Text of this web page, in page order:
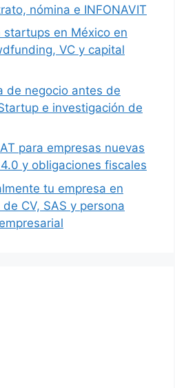
nómina e INFONAVIT
startups en México en
VC y capital
de negocio antes de
e investigación de
para empresas nuevas
y obligaciones fiscales
tu empresa en
CV, SAS y persona